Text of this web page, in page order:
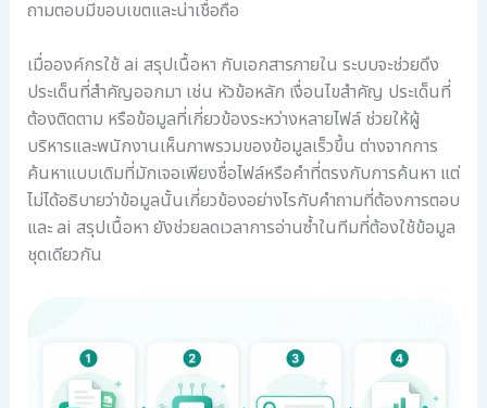
ถามตอบมีขอบเขตและน่าเชื่อถือ
เมื่อองค์กรใช้ ai สรุปเนื้อหา กับเอกสารภายใน ระบบจะช่วยดึง
ประเด็นที่สำคัญออกมา เช่น หัวข้อหลัก เงื่อนไขสำคัญ ประเด็นที่
ต้องติดตาม หรือข้อมูลที่เกี่ยวข้องระหว่างหลายไฟล์ ช่วยให้ผู้
บริหารและพนักงานเห็นภาพรวมของข้อมูลเร็วขึ้น ต่างจากการ
ค้นหาแบบเดิมที่มักเจอเพียงชื่อไฟล์หรือคำที่ตรงกับการค้นหา แต่
ไม่ได้อธิบายว่าข้อมูลนั้นเกี่ยวข้องอย่างไรกับคำถามที่ต้องการตอบ
และ ai สรุปเนื้อหา ยังช่วยลดเวลาการอ่านซ้ำในทีมที่ต้องใช้ข้อมูล
ชุดเดียวกัน
ค์
ใ
น
ยุ
ค
ดิ
ต
อ
ล
ธุ
กิ
จ
ข
อ
ง
คุ
ณ
ด
บ
เ
อ
ก
ส
ร